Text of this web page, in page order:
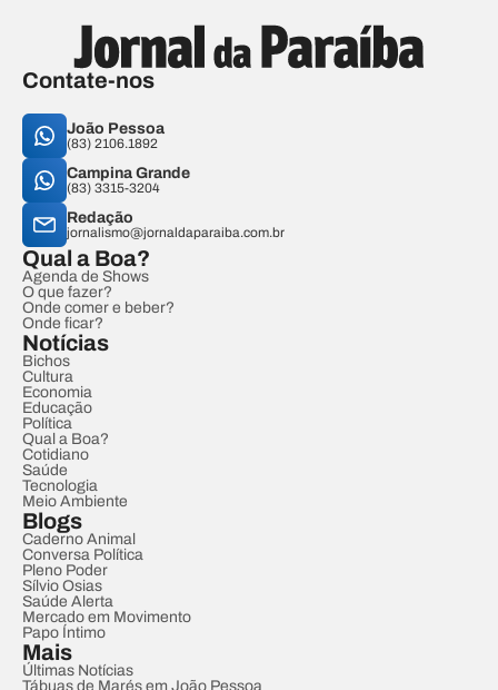
Contate-nos
João Pessoa
(83) 2106.1892
Campina Grande
(83) 3315-3204
Redação
jornalismo@jornaldaparaiba.com.br
Qual a Boa?
Agenda de Shows
O que fazer?
Onde comer e beber?
Onde ficar?
Notícias
Bichos
Cultura
Economia
Educação
Política
Qual a Boa?
Cotidiano
Saúde
Tecnologia
Meio Ambiente
Blogs
Caderno Animal
Conversa Política
Pleno Poder
Sílvio Osias
Saúde Alerta
Mercado em Movimento
Papo Íntimo
Mais
Últimas Notícias
Tábuas de Marés em João Pessoa